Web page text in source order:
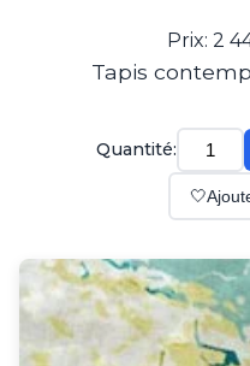
Plafonnier
Suspension
Lampe de table
Lustre
Extérieur
Applique d'extérieur
Prix: 2
Tapis
Quantité:
🤍